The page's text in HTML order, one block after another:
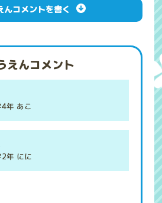
んコメントを書く
えんコメント
年 あこ
年 にに